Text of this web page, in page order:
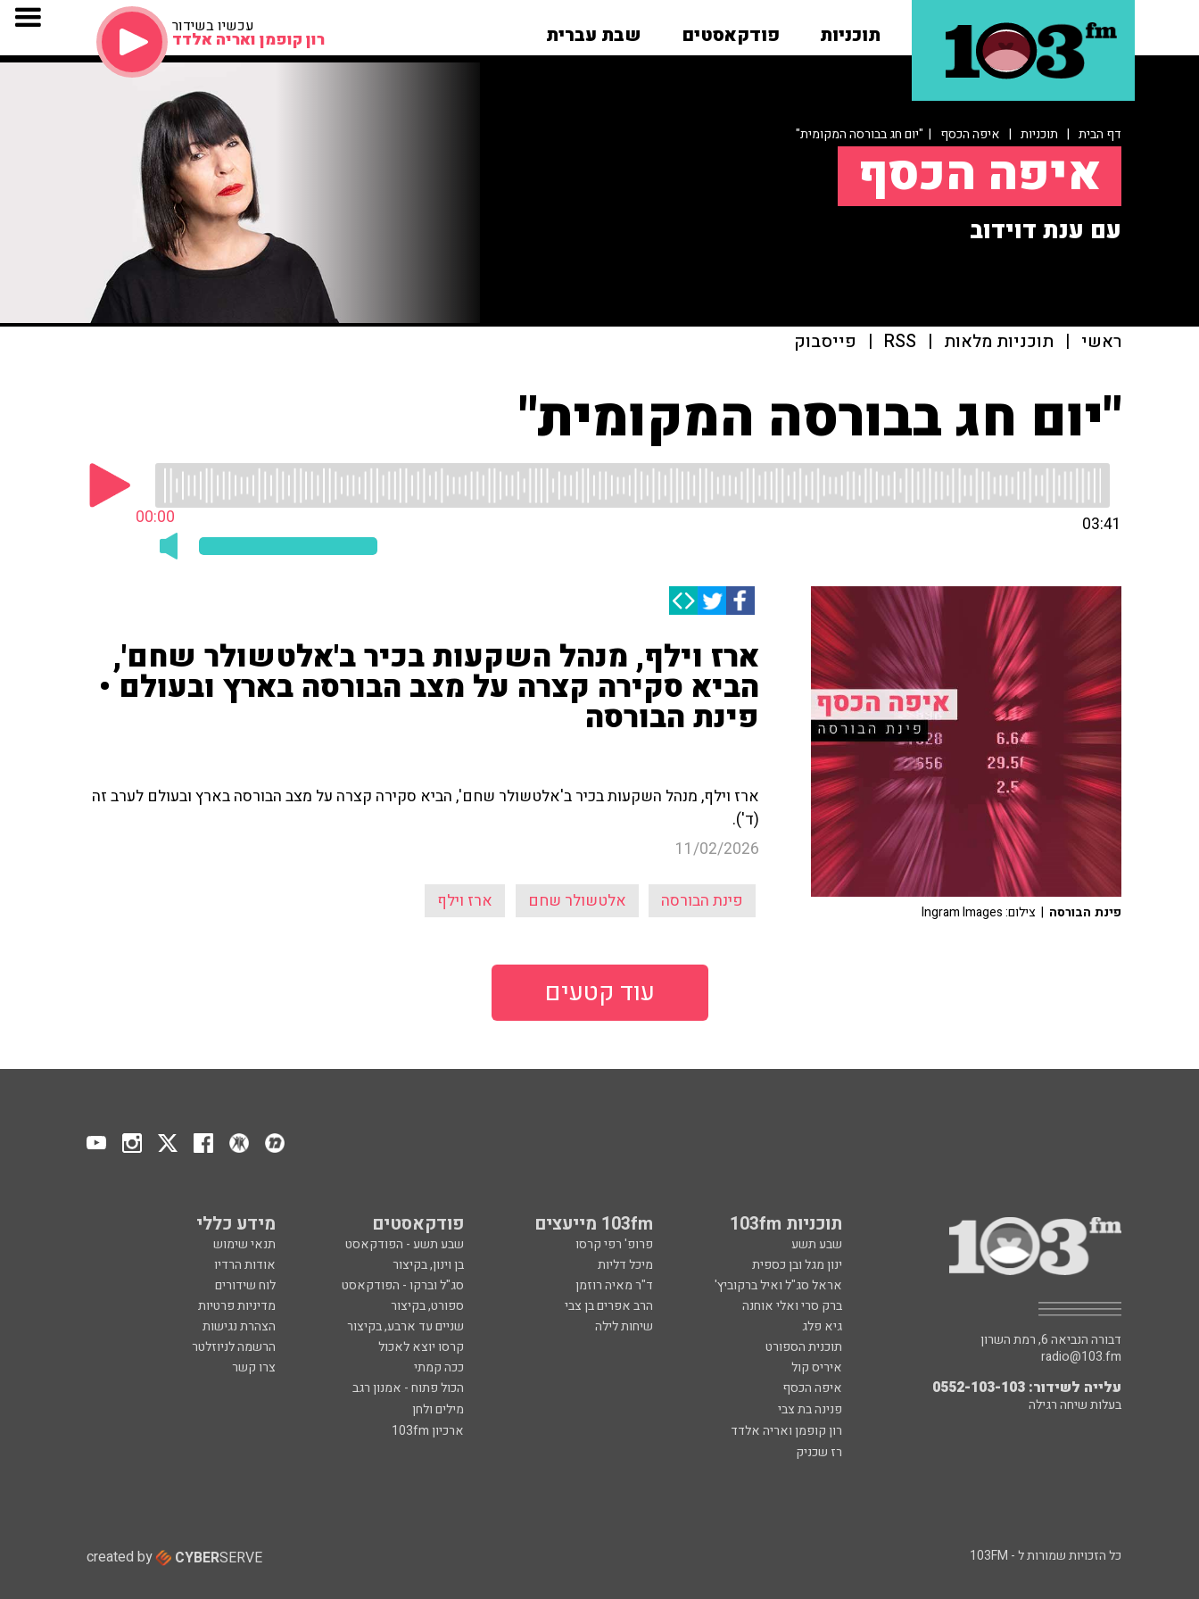
תוכניות פודקאסטים שבת עברית עכשיו בשידור
רון קופמן ואריה אלדד
דף הבית | תוכניות | איפה הכסף | "יום חג בבורסה המקומית"
איפה הכסף
עם ענת דוידוב
ראשי | תוכניות מלאות |
RSS
| פייסבוק
"יום חג בבורסה המקומית"
00:00 03:41
ארז וילף, מנהל השקעות בכיר ב'אלטשולר שחם',
הביא סקירה קצרה על מצב הבורסה בארץ ובעולם •
פינת הבורסה
ארז וילף, מנהל השקעות בכיר ב'אלטשולר שחם', הביא סקירה קצרה על מצב הבורסה בארץ ובעולם לערב זה
(ד').
11/02/2026
פינת הבורסה אלטשולר שחם ארז וילף
פינת הבורסה | צילום: Ingram Images
עוד קטעים
תוכניות 103fm 103fm מייעצים פודקאסטים מידע כללי
שבע תשע פרופ' רפי קרסו שבע תשע - הפודקאסט
תנאי שימוש
ינון מגל ובן כספית
מיכל דליות בן וינון, בקיצור
אודות הרדיו
אראל סג"ל ואיל ברקוביץ'
ד"ר מאיה רוזמן סג"ל וברקו - הפודקאסט
לוח שידורים
ברק סרי ואלי אוחנה
הרב אפרים בן צבי ספורט, בקיצור
מדיניות פרטיות
גיא פלג
שיחות לילה שניים עד ארבע, בקיצור
הצהרת נגישות
תוכנית הספורט
קרסו יוצא לאכול
הרשמה לניוזלטר
איריס קול
ככה קמתי
צרו קשר
איפה הכסף
הכול פתוח - אמנון רגב
פנינה בת צבי
מילים ולחן
רון קופמן ואריה אלדד
ארכיון 103fm
רז שכניק
דבורה הנביאה 6, רמת השרון
radio@103.fm
עלייה לשידור: 0552-103-103
בעלות שיחה רגילה
כל הזכויות שמורות ל - 103FM created by CYBERSERVE